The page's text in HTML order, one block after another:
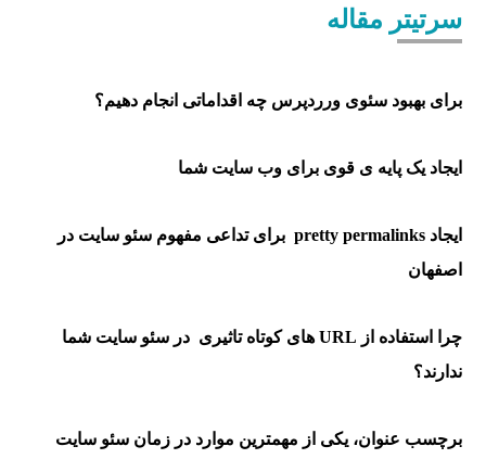
سرتیتر مقاله
برای بهبود سئوی ورردپرس چه اقداماتی انجام دهیم؟
ایجاد یک پایه ی قوی برای وب سایت شما
ایجاد pretty permalinks برای تداعی مفهوم سئو سایت در
اصفهان
چرا استفاده از URL های کوتاه تاثیری در سئو سایت شما
ندارند؟
برچسب عنوان، یکی از مهمترین موارد در زمان سئو سایت